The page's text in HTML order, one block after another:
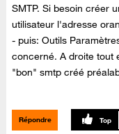
SMTP. Si besoin créer
utilisateur l'adresse
- puis: Outils
concerné. A droite tout
"bon" smtp créé
Répondre